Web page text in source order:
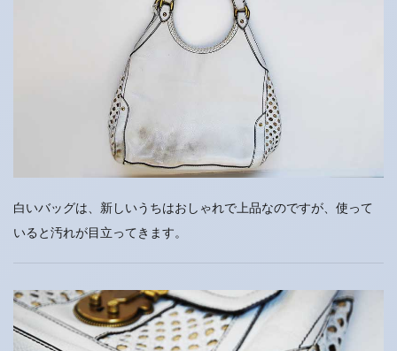
白いバッグは、新しいうちはおしゃれで上品なのですが、使って
いると汚れが目立ってきます。